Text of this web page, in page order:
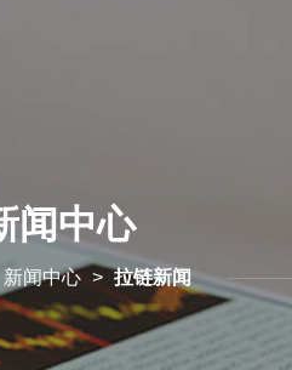
闻中心
新闻中心 > 拉链新闻